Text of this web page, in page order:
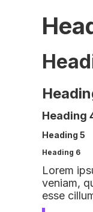
Heading
Heading 5
Heading 6
Lorem
veniam,
esse